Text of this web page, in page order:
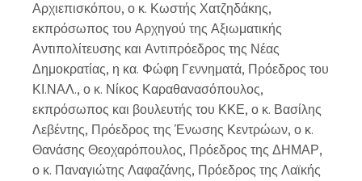
Αρχιεπισκόπου, ο κ. Κωστής Χατζηδάκης,
εκπρόσωπος του Αρχηγού της Αξιωματικής
Αντιπολίτευσης και Αντιπρόεδρος της Νέας
Δημοκρατίας, η κα. Φώφη Γεννηματά, Πρόεδρος του
ΚΙ.ΝΑΛ., ο κ. Νίκος Καραθανασόπουλος,
εκπρόσωπος και βουλευτής του ΚΚΕ, ο κ. Βασίλης
Λεβέντης, Πρόεδρος της Ένωσης Κεντρώων, ο κ.
Θανάσης Θεοχαρόπουλος, Πρόεδρος της ΔΗΜΑΡ,
ο κ. Παναγιώτης Λαφαζάνης, Πρόεδρος της Λαϊκής